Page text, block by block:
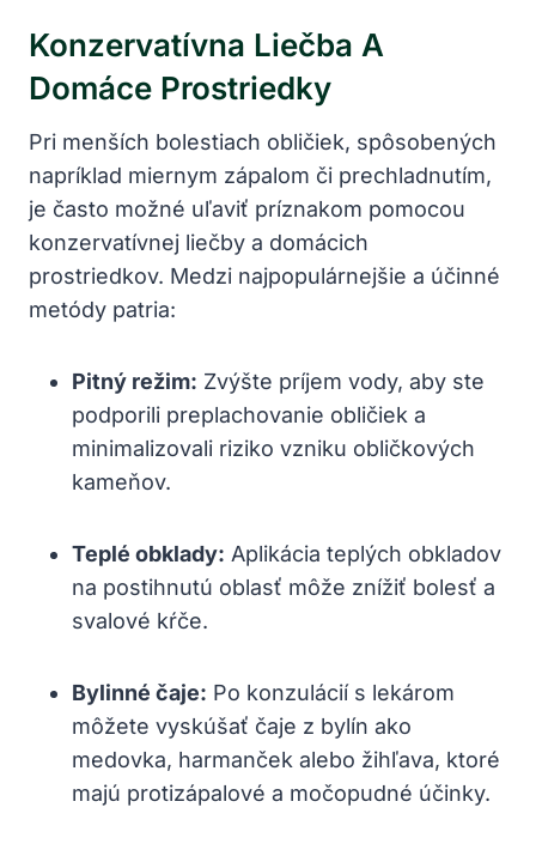
Konzervatívna Liečba A
Domáce Prostriedky
Pri menších bolestiach obličiek, spôsobených
napríklad miernym zápalom či prechladnutím,
je často možné uľaviť príznakom pomocou
konzervatívnej liečby a domácich
prostriedkov. Medzi najpopulárnejšie a účinné
metódy patria:
Pitný režim: Zvýšte príjem vody, aby ste
podporili preplachovanie obličiek a
minimalizovali riziko vzniku obličkových
kameňov.
Teplé obklady: Aplikácia teplých obkladov
na postihnutú oblasť môže znížiť bolesť a
svalové kŕče.
Bylinné čaje: Po konzulácií s lekárom
môžete vyskúšať čaje z bylín ako
medovka, harmanček alebo žihľava, ktoré
majú protizápalové a močopudné účinky.